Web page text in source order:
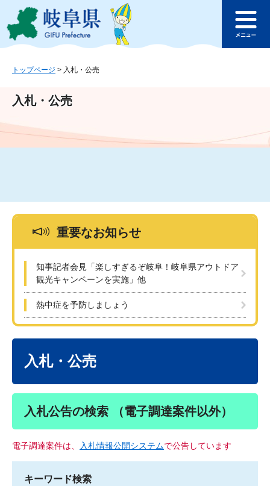
ジ
ュ
文
このページの本文へ
ュ
トップページ > 入札・公売
入札・公売
重要なお知らせ
知事記者会見「楽しすぎるぞ岐阜！岐阜県アウトドア
観光キャンペーンを実施」他
熱中症を予防しましょう
入札・公売
入札公告の検索 （電子調達案件以外）
電子調達案件は、 入札情報公開システムで公告しています
キーワード検索